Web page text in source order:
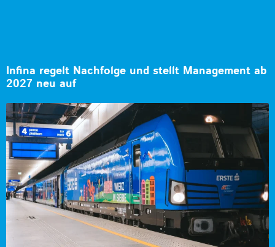
Infina regelt Nachfolge und stellt Management ab
2027 neu auf